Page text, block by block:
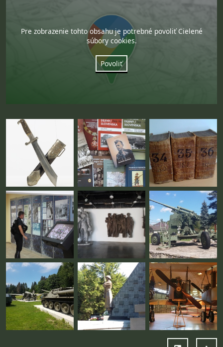
Pre zobrazenie tohto obsahu je potrebné povoliť Cielené
súbory cookies.
Povoliť
Fotogaléria